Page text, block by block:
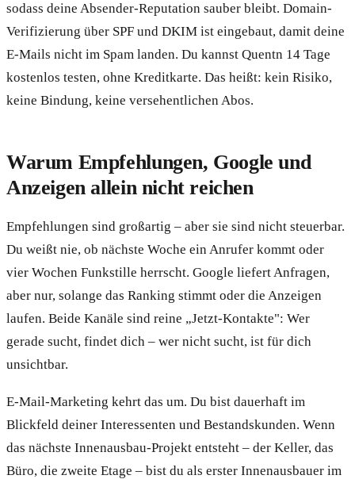
sodass deine Absender-Reputation sauber bleibt. Domain-
Verifizierung über SPF und DKIM ist eingebaut, damit deine
E-Mails nicht im Spam landen. Du kannst Quentn 14 Tage
kostenlos testen, ohne Kreditkarte. Das heißt: kein Risiko,
keine Bindung, keine versehentlichen Abos.
Warum Empfehlungen, Google und
Anzeigen allein nicht reichen
Empfehlungen sind großartig – aber sie sind nicht steuerbar.
Du weißt nie, ob nächste Woche ein Anrufer kommt oder
vier Wochen Funkstille herrscht. Google liefert Anfragen,
aber nur, solange das Ranking stimmt oder die Anzeigen
laufen. Beide Kanäle sind reine „Jetzt-Kontakte": Wer
gerade sucht, findet dich – wer nicht sucht, ist für dich
unsichtbar.
E-Mail-Marketing kehrt das um. Du bist dauerhaft im
Blickfeld deiner Interessenten und Bestandskunden. Wenn
das nächste Innenausbau-Projekt entsteht – der Keller, das
Büro, die zweite Etage – bist du als erster Innenausbauer im